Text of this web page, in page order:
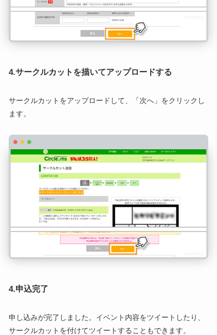
4.サークルカットを描いてアップロードする
サークルカットをアップロードして、「次へ」をクリックし
ます。
4.申込完了
申し込みが完了しました。イベント内容をツイートしたり、
サークルカットを付けてツイートすることもできます。